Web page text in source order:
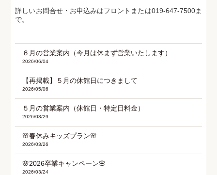
詳しいお問合せ・お申込みはフロントまたは019-647-7500ま
で。
６月の営業案内（今月は休まず営業いたします）
2026/06/04
【再掲載】５月の休館日につきまして
2026/05/06
５月の営業案内（休館日・特定日料金）
2026/03/29
🌸春休みキッズプラン🌸
2026/03/26
🌸2026卒業キャンペーン🌸
2026/03/24